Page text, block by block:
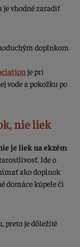
je vhodné zaradiť
doplnkom
je pri
vode a pokožku po
nie liek
je liek na ekzém
Ide o
ako doplnok
domáce kúpele či
preto je dôležité